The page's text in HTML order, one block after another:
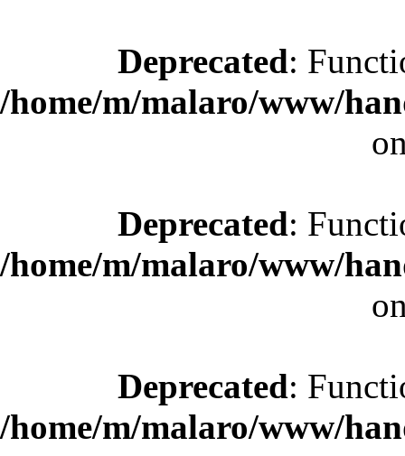
Deprecated:
/home/m/malaro/www/
Deprecated:
/home/m/malaro/www/
Deprecated:
/home/m/malaro/www/